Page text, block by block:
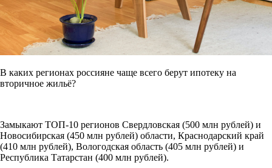
В каких регионах россияне чаще всего берут ипотеку на
вторичное жильё?
Замыкают ТОП-10 регионов Свердловская (500 млн рублей) и
Новосибирская (450 млн рублей) области, Краснодарский край
(410 млн рублей), Вологодская область (405 млн рублей) и
Республика Татарстан (400 млн рублей).